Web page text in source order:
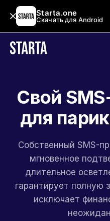
Starta.one
Скачать для Android
Свой
для
Собственный SMS-
мгновенное
длительное
гарантирует полную
исключает